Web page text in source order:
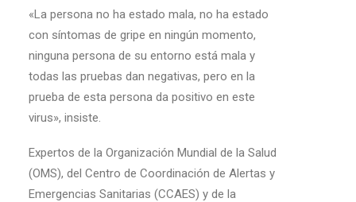
«La persona no ha estado mala, no ha estado
con síntomas de gripe en ningún momento,
ninguna persona de su entorno está mala y
todas las pruebas dan negativas, pero en la
prueba de esta persona da positivo en este
virus», insiste.
Expertos de la Organización Mundial de la Salud
(OMS), del Centro de Coordinación de Alertas y
Emergencias Sanitarias (CCAES) y de la